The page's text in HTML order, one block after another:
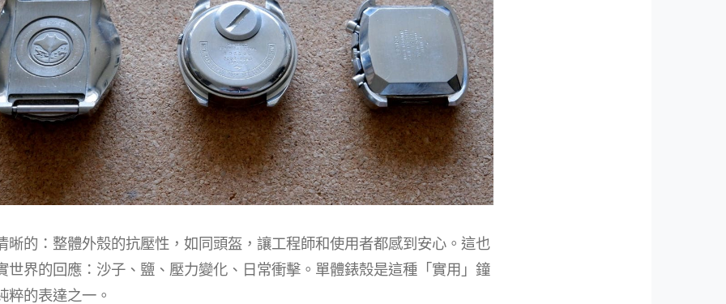
晰的：整體外殼的抗壓性，如同頭盔，讓工程師和使用者都感到安心。這也
世界的回應：沙子、鹽、壓力變化、日常衝擊。單體錶殼是這種「實用」鐘
粹的表達之一。